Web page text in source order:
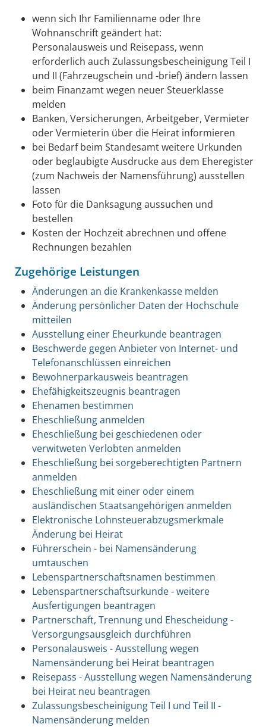
wenn sich Ihr Familienname oder Ihre
Wohnanschrift geändert hat:
Personalausweis und Reisepass, wenn
erforderlich auch Zulassungsbescheinigung Teil I
und II (Fahrzeugschein und -brief) ändern lassen
beim Finanzamt wegen neuer Steuerklasse
melden
Banken, Versicherungen, Arbeitgeber, Vermieter
oder Vermieterin über die Heirat informieren
bei Bedarf beim Standesamt weitere Urkunden
oder beglaubigte Ausdrucke aus dem Eheregister
(zum Nachweis der Namensführung) ausstellen
lassen
Foto für die Danksagung aussuchen und
bestellen
Kosten der Hochzeit abrechnen und offene
Rechnungen bezahlen
Zugehörige Leistungen
Änderungen an die Krankenkasse melden
Änderung persönlicher Daten der Hochschule
mitteilen
Ausstellung einer Eheurkunde beantragen
Beschwerde gegen Anbieter von Internet- und
Telefonanschlüssen einreichen
Bewohnerparkausweis beantragen
Ehefähigkeitszeugnis beantragen
Ehenamen bestimmen
Eheschließung anmelden
Eheschließung bei geschiedenen oder
verwitweten Verlobten anmelden
Eheschließung bei sorgeberechtigten Partnern
anmelden
Eheschließung mit einer oder einem
ausländischen Staatsangehörigen anmelden
Elektronische Lohnsteuerabzugsmerkmale
Änderung bei Heirat
Führerschein - bei Namensänderung
umtauschen
Lebenspartnerschaftsnamen bestimmen
Lebenspartnerschaftsurkunde - weitere
Ausfertigungen beantragen
Partnerschaft, Trennung und Ehescheidung -
Versorgungsausgleich durchführen
Personalausweis - Ausstellung wegen
Namensänderung bei Heirat beantragen
Reisepass - Ausstellung wegen Namensänderung
bei Heirat neu beantragen
Zulassungsbescheinigung Teil I und Teil II -
Namensänderung melden